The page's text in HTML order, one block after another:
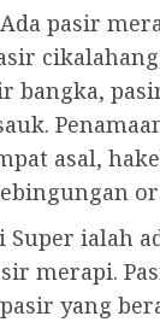
pasir
bangka,
asal,
Super ialah
merapi.
yang